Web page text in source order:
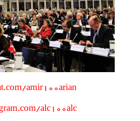
amir100arian
alc100alc